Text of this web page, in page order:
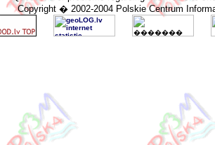
Copyright � 2002-2004 Polskie Centrum